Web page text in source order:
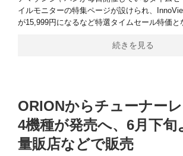
イルモニターの特集ページが設けられ、
が15,999円になるなど特選タイムセール特価と
続きを見る
ORIONからチューナー
4機種が発売へ、6月下旬
量販店などで販売